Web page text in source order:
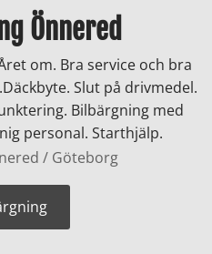
Önnered
om. Bra service och bra
Slut på drivmedel.
Bilbärgning med
personal. Starthjälp.
/ Göteborg